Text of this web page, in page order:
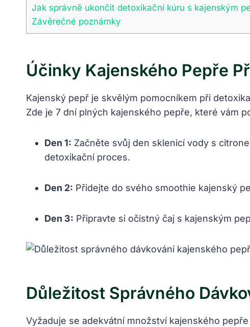
Jak správně ukončit detoxikační kúru s kajenským
Závěrečné poznámky
Účinky Kajenského Pepře
Kajenský pepř je skvělým pomocníkem při
Zde je 7 dní plných kajenského pepře, které vám
Den 1: Začněte svůj den sklenicí vody s
detoxikační proces.
Den 2: Přidejte do svého smoothie kajenský
Den 3: Připravte si očistný čaj s kajenským
Důležitost Správného
Vyžaduje se adekvátní množství kajenského